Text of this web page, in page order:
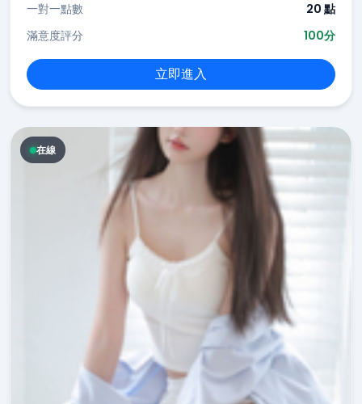
一對一點數
20 點
滿意度評分
100分
立即進入
在線